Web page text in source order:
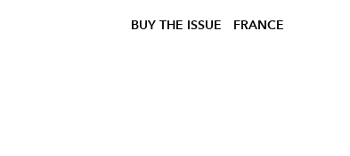
BUY THE ISSUE FRANCE